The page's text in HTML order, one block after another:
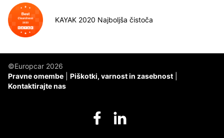
KAYAK 2020 Najboljša čistoča
©Europcar 2026
Pravne omembe
Piškotki, varnost in zasebnost
Kontaktirajte nas